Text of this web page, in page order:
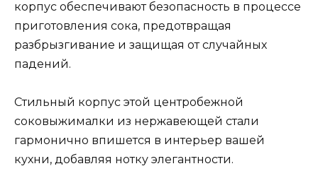
корпус обеспечивают безопасность в процессе
приготовления сока, предотвращая
разбрызгивание и защищая от случайных
падений.
Стильный корпус этой центробежной
соковыжималки из нержавеющей стали
гармонично впишется в интерьер вашей
кухни, добавляя нотку элегантности.